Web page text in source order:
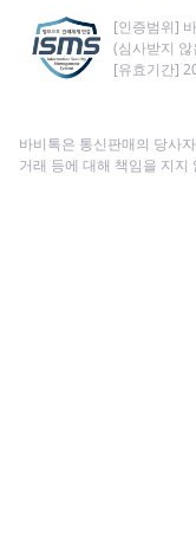
[인증범위]
(심사받지
[유효기간]
바비톡은 통신판매의 당사
거래 등에 대해 책임을 지지